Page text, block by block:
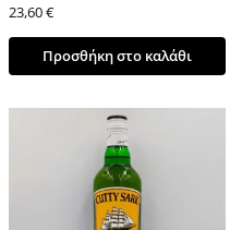
23,60€
Προσθήκη στο καλάθι